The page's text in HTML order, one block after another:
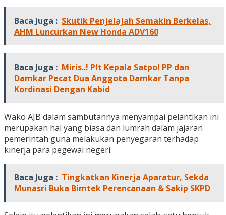
Baca Juga : Skutik Penjelajah Semakin Berkelas,
AHM Luncurkan New Honda ADV160
Baca Juga : Miris..! Plt Kepala Satpol PP dan
Damkar Pecat Dua Anggota Damkar Tanpa
Kordinasi Dengan Kabid
Wako AJB dalam sambutannya menyampai pelantikan ini
merupakan hal yang biasa dan lumrah dalam jajaran
pemerintah guna melakukan penyegaran terhadap
kinerja para pegewai negeri.
Baca Juga : Tingkatkan Kinerja Aparatur, Sekda
Munasri Buka Bimtek Perencanaan & Sakip SKPD